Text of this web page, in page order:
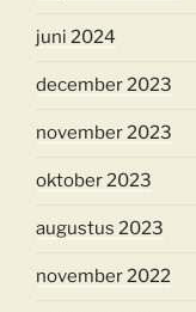
juni 2024
december 2023
november 2023
oktober 2023
augustus 2023
november 2022